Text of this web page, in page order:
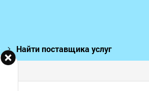
Найти поставщика услуг